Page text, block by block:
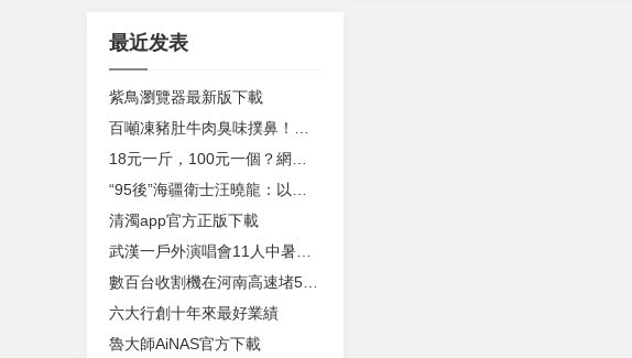
最近发表
紫鳥瀏覽器最新版下載
百噸凍豬肚牛肉臭味撲鼻！​江門兩人涉嫌走私被抓，案值千萬
18元一斤，100元一個？網友吐槽：今年西瓜太貴
“95後”海疆衛士汪曉龍：以生命守護這片海
清濁app官方正版下載
武漢一戶外演唱會11人中暑送醫！出現這些症狀需警惕
數百台收割機在河南高速堵5天，直接損失上億？官方回應
六大行創十年來最好業績
魯大師AiNAS官方下載